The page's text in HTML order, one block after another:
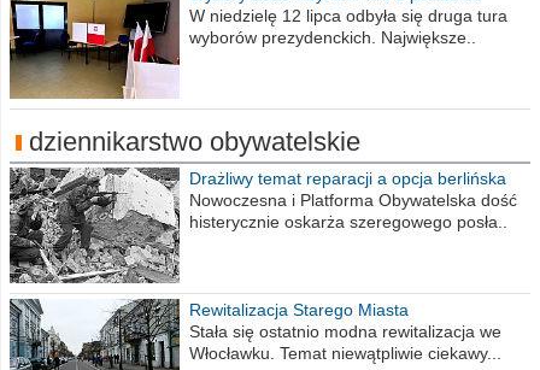
procent obwodów
W niedzielę 12 lipca odbyła się druga tura
wyborów prezydenckich. Największe..
dziennikarstwo obywatelskie
Drażliwy temat reparacji a opcja berlińska
Nowoczesna i Platforma Obywatelska dość
histerycznie oskarża szeregowego posła..
Rewitalizacja Starego Miasta
Stała się ostatnio modna rewitalizacja we
Włocławku. Temat niewątpliwie ciekawy...